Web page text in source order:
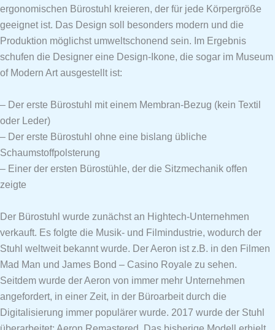
ergonomischen Bürostuhl kreieren, der für jede Körpergröße
geeignet ist. Das Design soll besonders modern und die
Produktion möglichst umweltschonend sein. Im Ergebnis
schufen die Designer eine Design-Ikone, die sogar im Museum
of Modern Art ausgestellt ist:
– Der erste Bürostuhl mit einem Membran-Bezug (kein Textil
oder Leder)
– Der erste Bürostuhl ohne eine bislang übliche
Schaumstoffpolsterung
– Einer der ersten Bürostühle, der die Sitzmechanik offen
zeigte
Der Bürostuhl wurde zunächst an Hightech-Unternehmen
verkauft. Es folgte die Musik- und Filmindustrie, wodurch der
Stuhl weltweit bekannt wurde. Der Aeron ist z.B. in den Filmen
Mad Man und James Bond – Casino Royale zu sehen.
Seitdem wurde der Aeron von immer mehr Unternehmen
angefordert, in einer Zeit, in der Büroarbeit durch die
Digitalisierung immer populärer wurde. 2017 wurde der Stuhl